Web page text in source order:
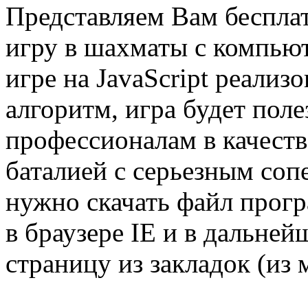
Представляем Вам
игру в шахматы с
игре на JavaScript
алгоритм, игра будет
профессионалам в
баталией с серьезным
нужно скачать файл
в браузере IE и в
страницу из закладок